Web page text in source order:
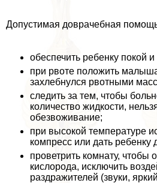
Допустимая доврачебная
обеспечить ребенку покой
при рвоте положить
захлебнулся рвотными
следить за тем, чтобы
количество жидкости,
обезвоживание;
при высокой температуре
компресс или дать ребенку
проветрить комнату, чтобы
кислорода, исключить
раздражителей (звуки,